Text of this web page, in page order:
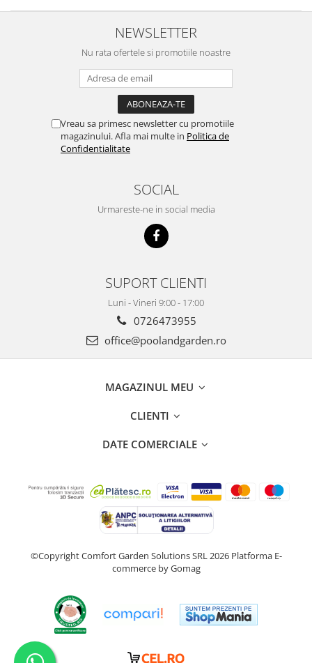
NEWSLETTER
Nu rata ofertele si promotiile noastre
Vreau sa primesc newsletter cu promotiile
magazinului. Afla mai multe in Politica de
Confidentialitate
SOCIAL
Urmareste-ne in social media
SUPORT CLIENTI
Luni - Vineri 9:00 - 17:00
0726473955
office@poolandgarden.ro
MAGAZINUL MEU
CLIENTI
DATE COMERCIALE
©Copyright Comfort Garden Solutions SRL 2026 Platforma E-
commerce by Gomag